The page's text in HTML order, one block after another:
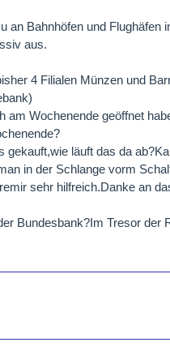
an Bahnhöfen und
aus.
4 Filialen Münzen und
am Wochenende geöffnet
gekauft,wie läuft das da
in der Schlange vorm
sehr hilfreich.Danke an
Bundesbank?Im Tresor der